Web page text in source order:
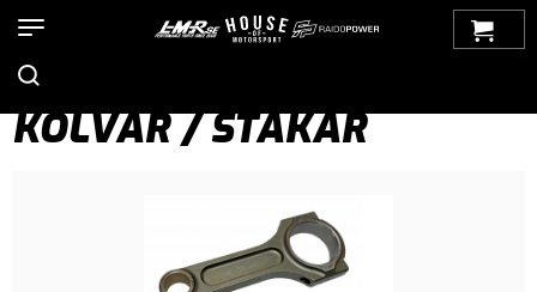
Motor / Tillbehör>
Kolvar / Stakar
KOLVAR / STAKAR